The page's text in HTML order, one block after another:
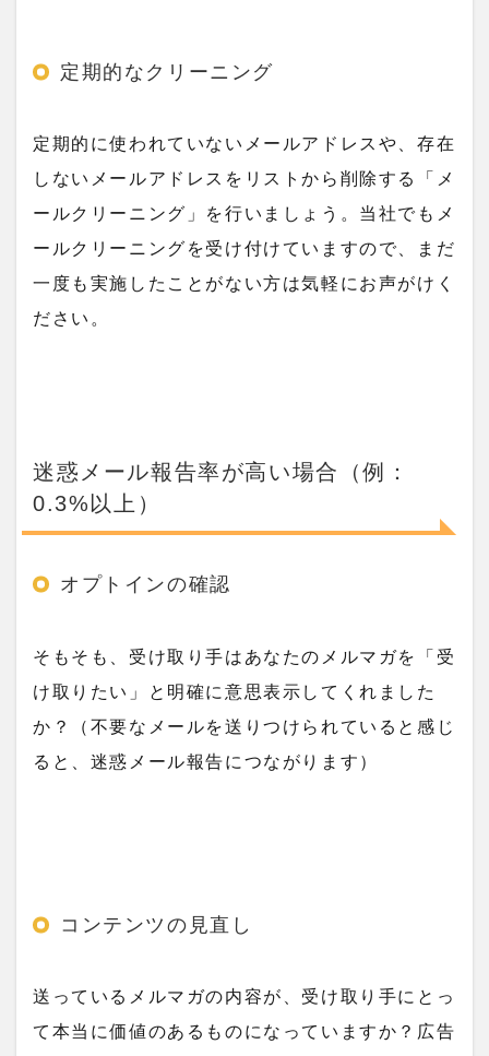
定期的なクリーニング
定期的に使われていないメールアドレスや、存在
しないメールアドレスをリストから削除する「メ
ールクリーニング」を行いましょう。当社でもメ
ールクリーニングを受け付けていますので、まだ
一度も実施したことがない方は気軽にお声がけく
ださい。
迷惑メール報告率が高い場合（例：
0.3%以上）
オプトインの確認
そもそも、受け取り手はあなたのメルマガを「受
け取りたい」と明確に意思表示してくれました
か？（不要なメールを送りつけられていると感じ
ると、迷惑メール報告につながります）
コンテンツの見直し
送っているメルマガの内容が、受け取り手にとっ
て本当に価値のあるものになっていますか？広告